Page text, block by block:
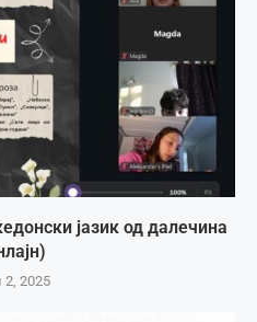
јазик од далечина
2, 2025